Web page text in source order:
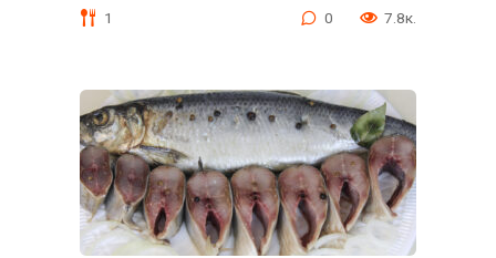
1 0 7.8к.